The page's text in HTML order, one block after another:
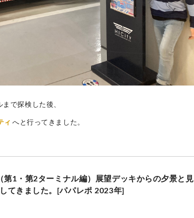
で探検した後、
ィ へと行ってきました。
第1・第2ターミナル編）展望デッキからの夕景と見
てきました。[パパレポ 2023年]